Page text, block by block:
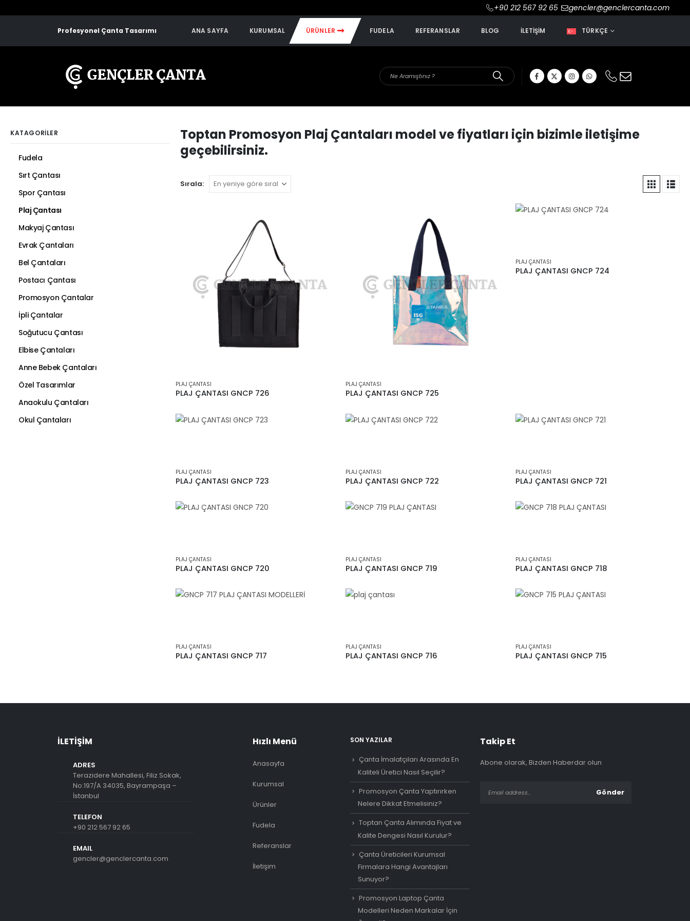
+90 212 567 92 65 gencler@genclercanta.com
Profesyonel Çanta Tasarımı ANA SAYFA KURUMSAL ÜRÜNLER FUDELA REFERANSLAR BLOG İLETIŞIM TÜRKÇE
Toptan Promosyon Plaj Çantaları model ve fiyatları için bizimle iletişime
geçebilirsiniz.
Sırala:
PLAJ ÇANTASI
PLAJ ÇANTASI GNCP 726
PLAJ ÇANTASI
PLAJ ÇANTASI GNCP 725
PLAJ ÇANTASI
PLAJ ÇANTASI GNCP 724
PLAJ ÇANTASI
PLAJ ÇANTASI GNCP 723
PLAJ ÇANTASI
PLAJ ÇANTASI GNCP 722
PLAJ ÇANTASI
PLAJ ÇANTASI GNCP 721
PLAJ ÇANTASI
PLAJ ÇANTASI GNCP 720
PLAJ ÇANTASI
PLAJ ÇANTASI GNCP 719
PLAJ ÇANTASI
PLAJ ÇANTASI GNCP 718
PLAJ ÇANTASI
PLAJ ÇANTASI GNCP 717
PLAJ ÇANTASI
PLAJ ÇANTASI GNCP 716
PLAJ ÇANTASI
PLAJ ÇANTASI GNCP 715
KATAGORİLER
Fudela
Sırt Çantası
Spor Çantası
Plaj Çantası
Makyaj Çantası
Evrak Çantaları
Bel Çantaları
Postacı Çantası
Promosyon Çantalar
İpli Çantalar
Soğutucu Çantası
Elbise Çantaları
Anne Bebek Çantaları
Özel Tasarımlar
Anaokulu Çantaları
Okul Çantaları
İLETIŞIM
ADRES
Terazidere Mahallesi, Filiz Sokak,
No:197/A 34035, Bayrampaşa –
İstanbul
TELEFON
+90 212 567 92 65
EMAIL
gencler@genclercanta.com
Hızlı Menü
Anasayfa
Kurumsal
Ürünler
Fudela
Referanslar
İletişim
SON YAZILAR
Çanta İmalatçıları Arasında En
Kaliteli Üretici Nasıl Seçilir?
Promosyon Çanta Yaptırırken
Nelere Dikkat Etmelisiniz?
Toptan Çanta Alımında Fiyat ve
Kalite Dengesi Nasıl Kurulur?
Çanta Üreticileri Kurumsal
Firmalara Hangi Avantajları
Sunuyor?
Promosyon Laptop Çanta
Modelleri Neden Markalar İçin
Takip Et
Abone olarak, Bizden Haberdar olun